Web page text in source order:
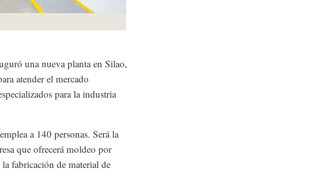
una nueva planta en Silao,
atender el mercado
para la industria
a 140 personas. Será la
que ofrecerá moldeo por
fabricación de material de